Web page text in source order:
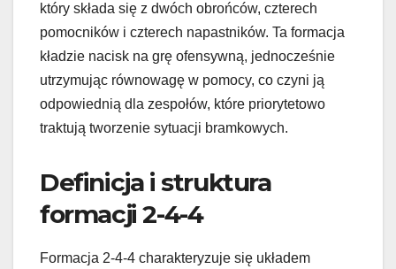
który składa się z dwóch obrońców, czterech
pomocników i czterech napastników. Ta formacja
kładzie nacisk na grę ofensywną, jednocześnie
utrzymując równowagę w pomocy, co czyni ją
odpowiednią dla zespołów, które priorytetowo
traktują tworzenie sytuacji bramkowych.
Definicja i struktura
formacji 2-4-4
Formacja 2-4-4 charakteryzuje się układem